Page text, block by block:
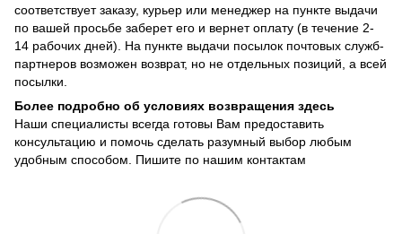
соответствует заказу, курьер или менеджер на пункте выдачи
по вашей просьбе заберет его и вернет оплату (в течение 2-
14 рабочих дней). На пункте выдачи посылок почтовых служб-
партнеров возможен возврат, но не отдельных позиций, а всей
посылки.
Более подробно об условиях возвращения здесь
Наши специалисты всегда готовы Вам предоставить
консультацию и помочь сделать разумный выбор любым
удобным способом. Пишите по нашим контактам